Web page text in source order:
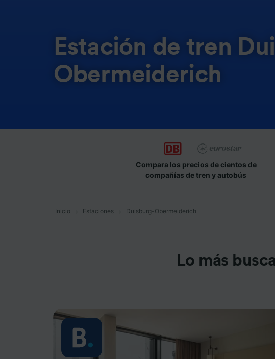
Estación de tren
Obermeiderich
Compara los precios de cientos de
compañías de tren y autobús
Inicio Estaciones Duisburg-Obermeiderich
Lo más